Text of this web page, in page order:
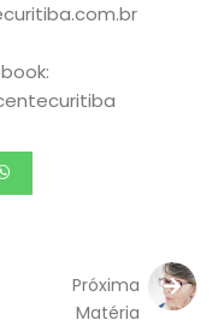
Próxima
Matéria